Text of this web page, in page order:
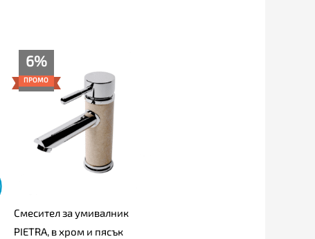
6%
ПРОМО
Смесител за умивалник
PIETRA, в хром и пясък
was:
159.00€
(310.98
лв.).
149.00€
(291.42
лв.).